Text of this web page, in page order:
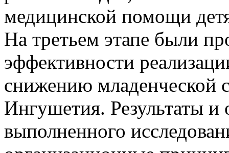
медицинской помощи
На третьем этапе были
эффективности
снижению младенческой
Ингушетия. Результаты и
выполненного